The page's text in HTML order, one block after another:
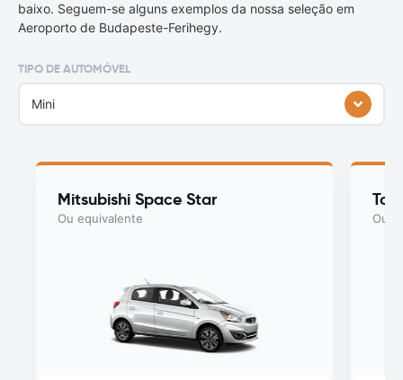
baixo. Seguem-se alguns exemplos da nossa seleção em
Aeroporto de Budapeste-Ferihegy.
TIPO DE AUTOMÓVEL
Mini
Mitsubishi Space Star
Ou equivalente Ou